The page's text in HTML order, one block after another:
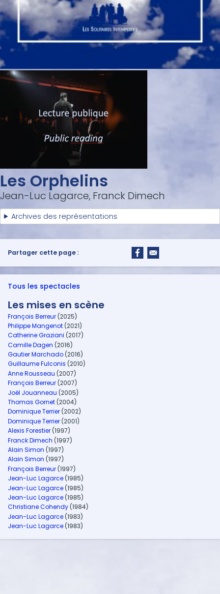
Les Orphelins
Jean-Luc Lagarce, Franck Dimech
Archives des représentations
Partager cette page :
Tous les spectacles
Les mises en scène
François Berreur (2025)
Philippe Mangenot (2021)
Catherine Graziani (2017)
Camille Dagen (2016)
Gautier Marchado (2016)
Guillaume Fulconis (2010)
Anne Rousseau (2007)
François Berreur (2007)
Joël Jouanneau (2005)
Thomas Gornet (2004)
Dominique Terrier (2002)
Dominique Terrier (2001)
Alexis Forestier (1997)
Franck Dimech (1997)
Alain Simon (1997)
Alain Simon (1997)
François Berreur (1997)
Jean-Luc Lagarce (1985)
Jean-Luc Lagarce (1985)
Jean-Luc Lagarce (1985)
Christiane Cohendy (1984)
Jean-Luc Lagarce (1983)
Jean-Luc Lagarce (1983)